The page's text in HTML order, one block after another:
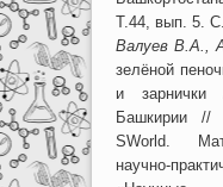
Т.44, вып. 5.
Валуев В.А.,
зелёной
и зарнички
Башкирии //
SWorld.
научно-